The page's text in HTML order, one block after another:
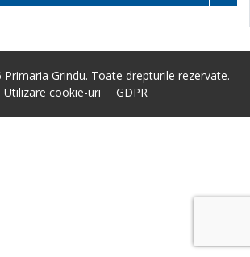
Grindu. Toate drepturile rezervate.
Utilizare cookie-uri
GDPR